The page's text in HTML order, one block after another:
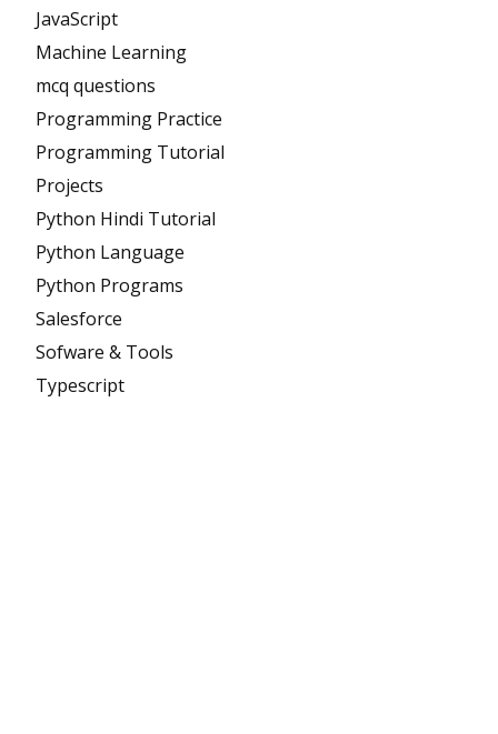
JavaScript
Machine Learning
mcq questions
Programming Practice
Programming Tutorial
Projects
Python Hindi Tutorial
Python Language
Python Programs
Salesforce
Sofware & Tools
Typescript